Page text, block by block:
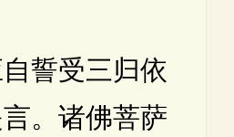
受三归依
。诸佛菩萨